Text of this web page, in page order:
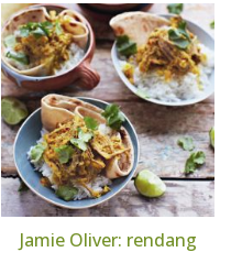
Jamie Oliver: rendang